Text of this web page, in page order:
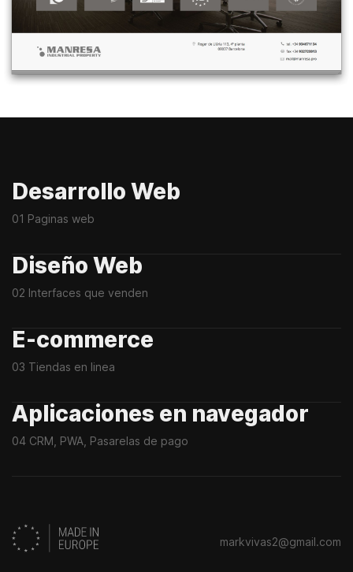
Desarrollo Web
01 Paginas web
Diseño Web
02 Interfaces que venden
E-commerce
03 Tiendas en linea
Aplicaciones en navegador
04 CRM, PWA, Pasarelas de pago
markvivas2@gmail.com